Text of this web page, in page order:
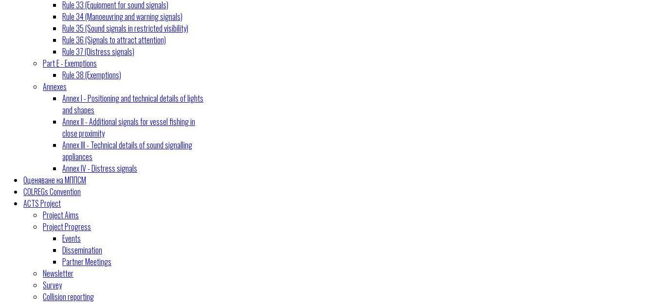
Rule 33 (Equipment for sound signals)
Rule 34 (Manoeuvring and warning signals)
Rule 35 (Sound signals in restricted visibility)
Rule 36 (Signals to attract attention)
Rule 37 (Distress signals)
Part E - Exemptions
Rule 38 (Exemptions)
Annexes
Annex I - Positioning and technical details of lights
and shapes
Annex II - Additional signals for vessel fishing in
close proximity
Annex III - Technical details of sound signalling
appliances
Annex IV - Distress signals
Оценяване на МППСМ
COLREGs Convention
ACTS Project
Project Aims
Project Progress
Events
Dissemination
Partner Meetings
Newsletter
Survey
Collision reporting